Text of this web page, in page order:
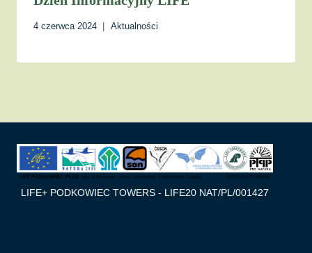
4 czerwca 2024 Aktualności
LIFE+ PODKOWIEC TOWERS - LIFE20 NAT/PL/001427